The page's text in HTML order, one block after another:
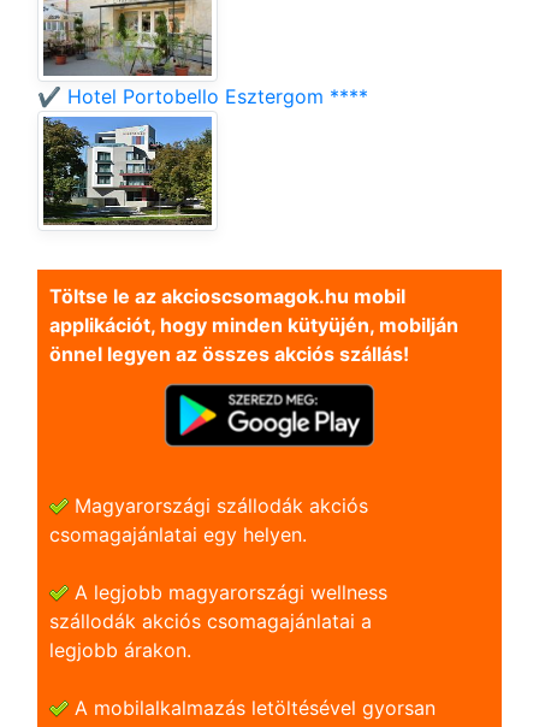
✔️ Hotel Portobello Esztergom ****
Töltse le az akcioscsomagok.hu mobil
applikációt, hogy minden kütyüjén, mobilján
önnel legyen az összes akciós szállás!
Magyarországi szállodák akciós
csomagajánlatai egy helyen.
A legjobb magyarországi wellness
szállodák akciós csomagajánlatai a
legjobb árakon.
A mobilalkalmazás letöltésével gyorsan